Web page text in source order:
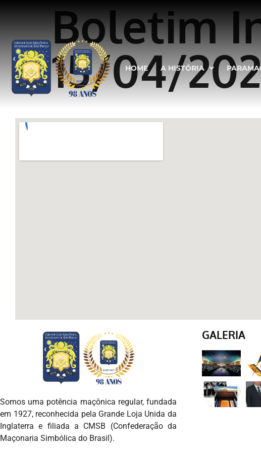
HOME A HISTÓRIA
Boletim
15/04/
Somos uma potência maçônica regular, fundada
em 1927, reconhecida pela Grande Loja Unida da
Inglaterra e filiada a CMSB (Confederação da
Maçonaria Simbólica do Brasil).
GALERIA